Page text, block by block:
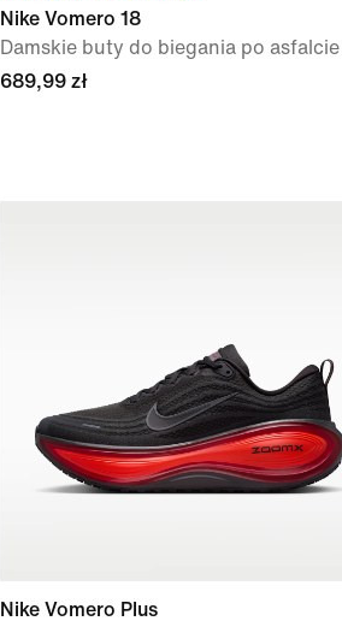
Nike Vomero 18
Damskie buty do biegania po asfalcie
689,99 zł
Nike Vomero Plus